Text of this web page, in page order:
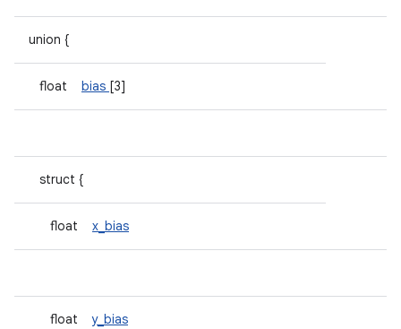
union {
float bias [3]
struct {
float x_bias
floaty_bias